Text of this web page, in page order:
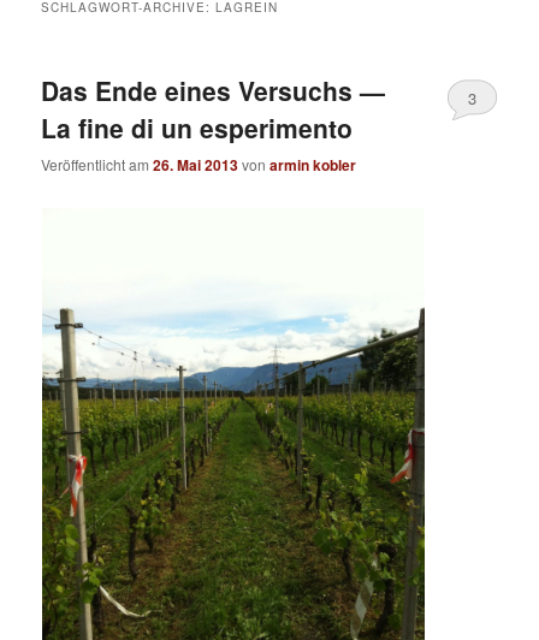
SCHLAGWORT-ARCHIVE:LAGREIN
Das Ende eines Versuchs —
La fine di un esperimento
Veröffentlicht am26. Mai 2013vonarmin kobler
3